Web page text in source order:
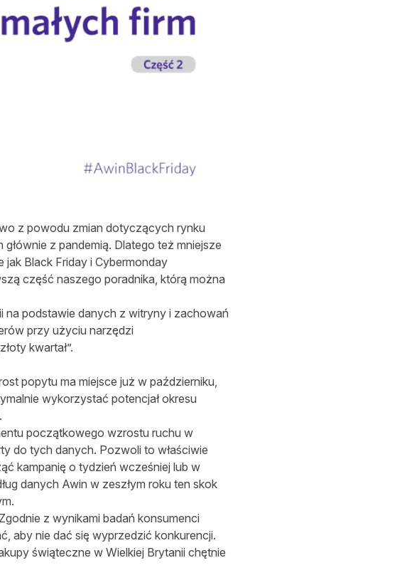
z powodu zmian dotyczących rynku
z pandemią. Dlatego też mniejsze
Black Friday i Cybermonday
część naszego poradnika, którą można
podstawie danych z witryny i zachowań
przy użyciu narzędzi
kwartał”.
popytu ma miejsce już w październiku,
wykorzystać potencjał okresu
początkowego wzrostu ruchu w
do tych danych. Pozwoli to właściwie
kampanię o tydzień wcześniej lub w
danych Awin w zeszłym roku ten skok
z wynikami badań konsumenci
aby nie dać się wyprzedzić konkurencji.
świąteczne w Wielkiej Brytanii chętnie